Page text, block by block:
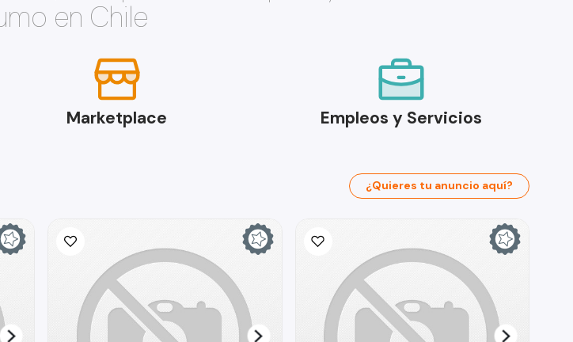
en Chile
Marketplace Empleos y Servicios
¿Quieres tu anuncio aquí?